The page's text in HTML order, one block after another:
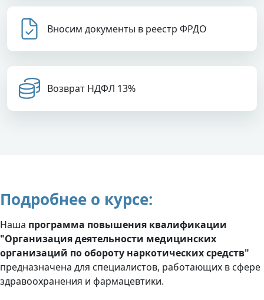
Вносим документы в реестр ФРДО
Возврат НДФЛ 13%
Подробнее о курсе:
Наша программа повышения квалификации
"Организация деятельности медицинских
организаций по обороту наркотических средств"
предназначена для специалистов, работающих в сфере
здравоохранения и фармацевтики.